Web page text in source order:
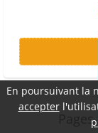
En poursuivant la
accepter